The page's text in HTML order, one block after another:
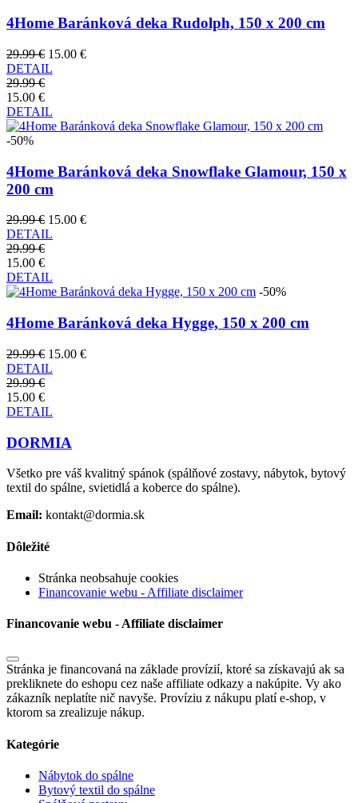
4Home Baránková deka Rudolph, 150 x 200 cm
29.99 € 15.00 €
DETAIL
29.99 €
15.00 €
DETAIL
-50%
4Home Baránková deka Snowflake Glamour, 150 x
200 cm
29.99 € 15.00 €
DETAIL
29.99 €
15.00 €
DETAIL
-50%
4Home Baránková deka Hygge, 150 x 200 cm
29.99 € 15.00 €
DETAIL
29.99 €
15.00 €
DETAIL
DORMIA
Všetko pre váš kvalitný spánok (spálňové zostavy, nábytok, bytový
textil do spálne, svietidlá a koberce do spálne).
Email: kontakt@dormia.sk
Dôležité
Stránka neobsahuje cookies
Financovanie webu - Affiliate disclaimer
Financovanie webu - Affiliate disclaimer
Stránka je financovaná na základe provízií, ktoré sa získavajú ak sa
prekliknete do eshopu cez naše affiliate odkazy a nakúpite. Vy ako
zákazník neplatíte nič navyše. Províziu z nákupu platí e-shop, v
ktorom sa zrealizuje nákup.
Kategórie
Nábytok do spálne
Bytový textil do spálne